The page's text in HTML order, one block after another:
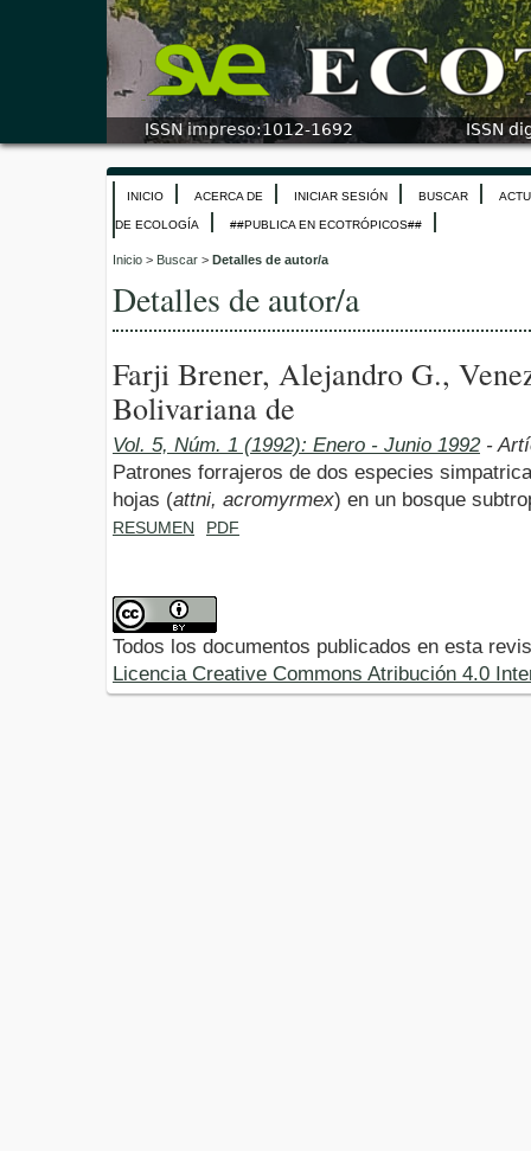
INICIO ACERCA DE INICIAR SESIÓN BUSCAR
DE ECOLOGÍA ##PUBLICA EN ECOTRÓPICOS##
Inicio > Buscar > Detalles de autor/a
Detalles de autor/a
Farji Brener, Alejandro G.,
Bolivariana de
Vol. 5, Núm. 1 (1992): Enero - Junio 1992-
Patrones forrajeros de dos especies
hojas (attni, acromyrmex) en un bosque
RESUMEN PDF
Todos los documentos publicados en esta
Licencia Creative Commons Atribución 4.0